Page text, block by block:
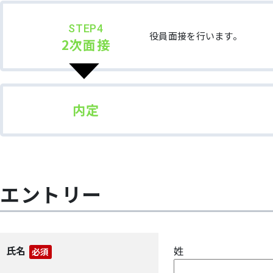
STEP4
2次面接 役員面接を行います。
内定
エントリー
氏名 必須 姓